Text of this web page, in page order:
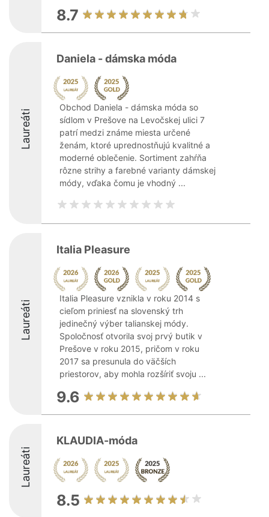
8.7
Laureáti
Daniela - dámska móda
Obchod Daniela - dámska móda so
sídlom v Prešove na Levočskej ulici 7
patrí medzi známe miesta určené
ženám, ktoré uprednostňujú kvalitné a
moderné oblečenie. Sortiment zahŕňa
rôzne strihy a farebné varianty dámskej
módy, vďaka čomu je vhodný ...
Laureáti
Italia Pleasure
Italia Pleasure vznikla v roku 2014 s
cieľom priniesť na slovenský trh
jedinečný výber talianskej módy.
Spoločnosť otvorila svoj prvý butik v
Prešove v roku 2015, pričom v roku
2017 sa presunula do väčších
priestorov, aby mohla rozšíriť svoju ...
9.6
Laureáti
KLAUDIA-móda
8.5